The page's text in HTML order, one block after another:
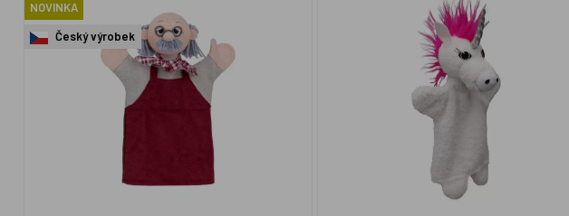
NOVINKA
Český výrobek